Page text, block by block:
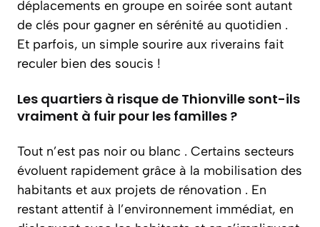
déplacements en groupe en soirée sont autant
de clés pour gagner en sérénité au quotidien .
Et parfois, un simple sourire aux riverains fait
reculer bien des soucis !
Les quartiers à risque de Thionville sont-ils
vraiment à fuir pour les familles ?
Tout n’est pas noir ou blanc . Certains secteurs
évoluent rapidement grâce à la mobilisation des
habitants et aux projets de rénovation . En
restant attentif à l’environnement immédiat, en